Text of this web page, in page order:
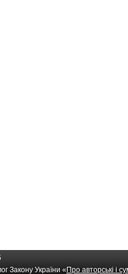
Закону України « Про авторські і